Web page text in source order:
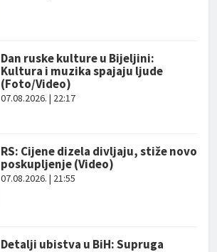
Dan ruske kulture u Bijeljini:
Kultura i muzika spajaju ljude
(Foto/Video)
07.08.2026. | 22:17
RS: Cijene dizela divljaju, stiže novo
poskupljenje (Video)
07.08.2026. | 21:55
Detalji ubistva u BiH: Supruga